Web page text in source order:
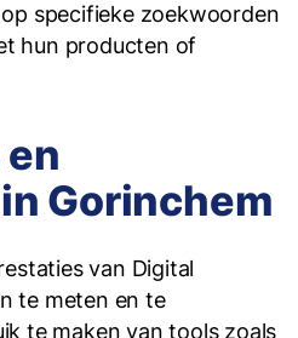
specifieke zoekwoorden
hun producten of
Gorinchem
van Digital
te meten en te
te maken van tools zoals